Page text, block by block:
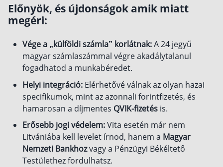
Betegbiztosítás
Egészségbiztosítás kalkulátor
Befektetés
Állampapír
Legjobb befektetés
Befektetési alapok
TBSZ számla
Előnyök, és újdonságok amik miatt
megéri:
Vége a „külföldi számla” korlátnak:A 24 jegyű
magyar számlaszámmal végre akadálytalanul
fogadhatod a munkabéredet.
Helyi integráció: Elérhetővé válnak az olyan hazai
specifikumok, mint az azonnali forintfizetés, és
hamarosan a díjmentes QVIK-fizetés is.
Erősebb jogi védelem:Vita esetén már nem
Litvániába kell levelet írnod, hanem a Magyar
Nemzeti Bankhozvagy a Pénzügyi Békéltető
Testülethez fordulhatsz.